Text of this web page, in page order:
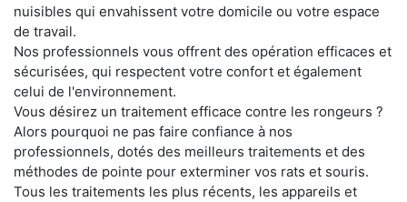
nuisibles qui envahissent votre domicile ou votre espace
de travail.
Nos professionnels vous offrent des opération efficaces et
sécurisées, qui respectent votre confort et également
celui de l'environnement.
Vous désirez un traitement efficace contre les rongeurs ?
Alors pourquoi ne pas faire confiance à nos
professionnels, dotés des meilleurs traitements et des
méthodes de pointe pour exterminer vos rats et souris.
Tous les traitements les plus récents, les appareils et